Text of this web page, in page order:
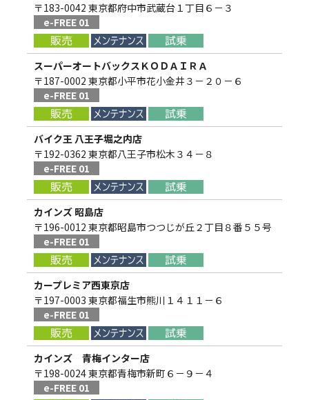
〒183-0042 東京都府中市武蔵台１丁目６－３
e-FREE 01
スーパーオートバックスＫＯＤＡＩＲＡ
〒187-0002 東京都小平市花小金井３－２０－６
e-FREE 01
バイク王 八王子堀之内店
〒192-0362 東京都八王子市松木３４－８
e-FREE 01
カインズ 昭島店
〒196-0012 東京都昭島市つつじが丘２丁目８番５５号
e-FREE 01
カープレミア西東京店
〒197-0003 東京都福生市熊川１４１１－６
e-FREE 01
カインズ 青梅インター店
〒198-0024 東京都青梅市新町６－９－４
e-FREE 01